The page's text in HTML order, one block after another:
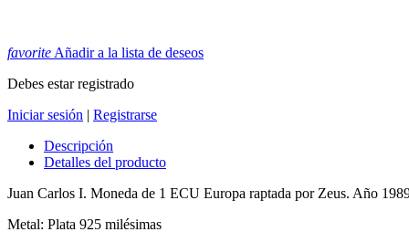
favorite Añadir a la lista de deseos
Debes estar registrado
Iniciar sesión | Registrarse
Descripción
Detalles del producto
Juan Carlos I. Moneda de 1 ECU Europa raptada por Zeus. Año
Metal: Plata 925 milésimas